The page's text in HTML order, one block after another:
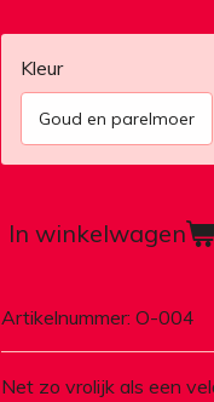
Kleur
Goud en parelmoer
In winkelwagen
Artikelnummer: O-004
Net zo vrolijk als een